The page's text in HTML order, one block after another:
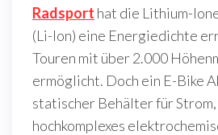
Radsport hat die Lithium-
(Li-Ion) eine Energiedichte
Touren mit über 2.000
ermöglicht. Doch ein E-Bike
statischer Behälter für
hochkomplexes